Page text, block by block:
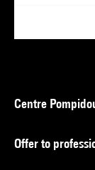
Centre
Offer to